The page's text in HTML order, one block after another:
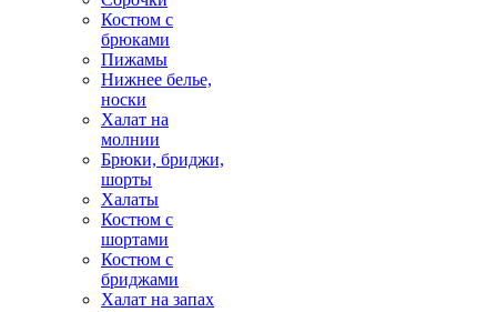
Костюм с
брюками
Пижамы
Нижнее белье,
носки
Халат на
молнии
Брюки, бриджи,
шорты
Халаты
Костюм с
шортами
Костюм с
бриджами
Халат на запах